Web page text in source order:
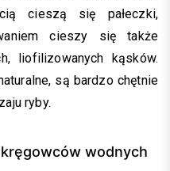
cieszą się pałeczki,
cieszy się także
liofilizowanych kąsków.
są bardzo chętnie
ryby.
wodnych